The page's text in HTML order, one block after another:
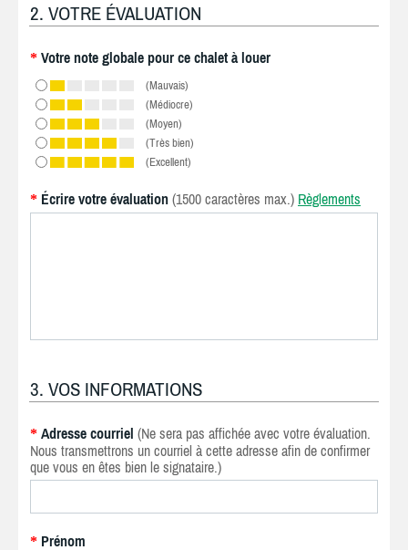
2. VOTRE ÉVALUATION
* Votre note globale pour ce chalet à louer
(Mauvais)
(Médiocre)
(Moyen)
(Très bien)
(Excellent)
* Écrire votre évaluation (1500 caractères max.) Règlements
3. VOS INFORMATIONS
* Adresse courriel (Ne sera pas affichée avec votre évaluation.
Nous transmettrons un courriel à cette adresse afin de confirmer
que vous en êtes bien le signataire.)
* Prénom